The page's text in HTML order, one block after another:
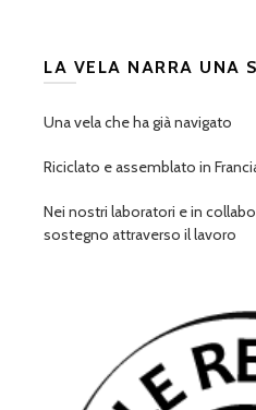
LA VELA NARRA UNA
Una vela che ha già navigato
Riciclato e assemblato in
Nei nostri laboratori e in
sostegno attraverso il lavoro